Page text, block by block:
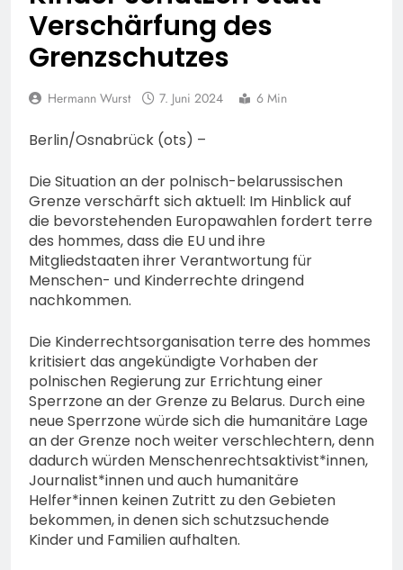
Fahrradcodierung /
Anmeldung erforderlich
Vermisstensuche: Polizei
bittet um Hinweise zum
Aufenthalt von Ricardo
7. August 2026
vermisstem Michael S.
HZA-F: Frankfurter
Schwarzarbeit führt an
drei Tagen Kontrollen im
Gastro- und
Sicherheitsgewerbe durch
7. August 2026
POL-OH: 25 Jahre
Polizeipräsidium
Osthessen Jubiläumsfest
am Samstag, 15. August
(11-18 Uhr)- Bürgerinnen
und Bürger erhalten
Polizeiarbeit
7. August 2026
Mittelhessen: MARBURG-
BIEDENKOPF: Satz Räder
Lauterbach hat einen
neuen Leiter:
Amtseinführung von
Markus Höfer
6. August 2026
POL-HR: Folgemeldung:
74-jähriger Claus-Peter
H. weiterhin vermisst –
Erneute Veröffentlichung
eines Fotos
6. August 2026
Verschärfung des
Grenzschutzes
Hermann Wurst 7. Juni 2024 6 Min
Berlin/Osnabrück (ots) –
Die Situation an der polnisch-belarussischen
Grenze verschärft sich aktuell: Im Hinblick auf
die bevorstehenden Europawahlen fordert terre
des hommes, dass die EU und ihre
Mitgliedstaaten ihrer Verantwortung für
Menschen- und Kinderrechte dringend
nachkommen.
Die Kinderrechtsorganisation terre des hommes
kritisiert das angekündigte Vorhaben der
polnischen Regierung zur Errichtung einer
Sperrzone an der Grenze zu Belarus. Durch eine
neue Sperrzone würde sich die humanitäre Lage
an der Grenze noch weiter verschlechtern, denn
dadurch würden Menschenrechtsaktivist*innen,
Journalist*innen und auch humanitäre
Helfer*innen keinen Zutritt zu den Gebieten
bekommen, in denen sich schutzsuchende
Kinder und Familien aufhalten.